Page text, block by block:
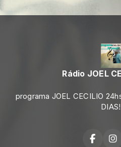
Rádio JOEL
programa JOEL CECILIO